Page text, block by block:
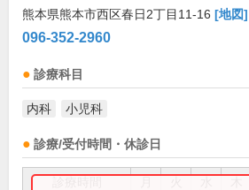
熊本県熊本市西区春日2丁目11-16 [地図]
096-352-2960
診療科目
内科 小児科
診療/受付時間・休診日